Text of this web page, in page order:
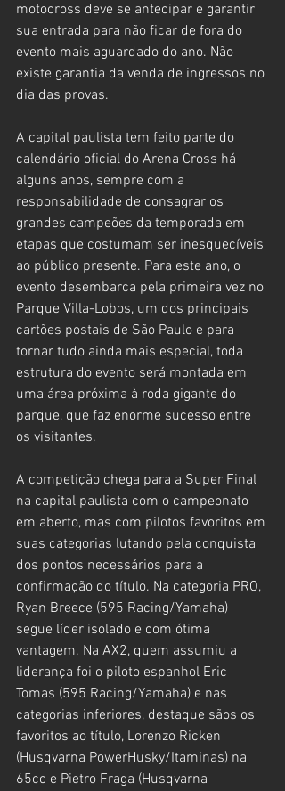
motocross deve se antecipar e garantir
sua entrada para não ficar de fora do
evento mais aguardado do ano. Não
existe garantia da venda de ingressos no
dia das provas.
A capital paulista tem feito parte do
calendário oficial do Arena Cross há
alguns anos, sempre com a
responsabilidade de consagrar os
grandes campeões da temporada em
etapas que costumam ser inesquecíveis
ao público presente. Para este ano, o
evento desembarca pela primeira vez no
Parque Villa-Lobos, um dos principais
cartões postais de São Paulo e para
tornar tudo ainda mais especial, toda
estrutura do evento será montada em
uma área próxima à roda gigante do
parque, que faz enorme sucesso entre
os visitantes.
A competição chega para a Super Final
na capital paulista com o campeonato
em aberto, mas com pilotos favoritos em
suas categorias lutando pela conquista
dos pontos necessários para a
confirmação do título. Na categoria PRO,
Ryan Breece (595 Racing/Yamaha)
segue líder isolado e com ótima
vantagem. Na AX2, quem assumiu a
liderança foi o piloto espanhol Eric
Tomas (595 Racing/Yamaha) e nas
categorias inferiores, destaque sãos os
favoritos ao título, Lorenzo Ricken
(Husqvarna PowerHusky/Itaminas) na
65cc e Pietro Fraga (Husqvarna